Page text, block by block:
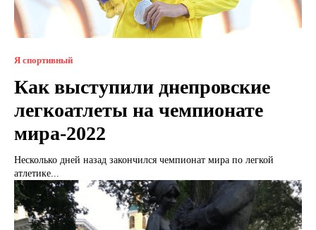
Я спортивный
Как выступили днепровские
легкоатлеты на чемпионате
мира-2022
Несколько дней назад закончился чемпионат мира по легкой
атлетике...